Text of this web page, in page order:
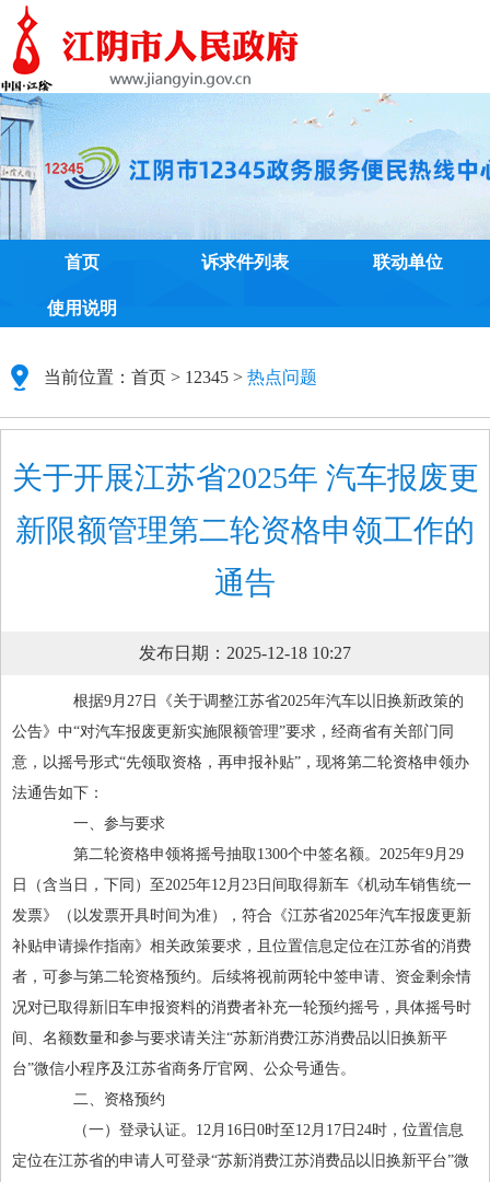
首页 诉求件列表 联动单位
使用说明
当前位置： 首页 > 12345 > 热点问题
关于开展江苏省2025年 汽车报废更
新限额管理第二轮资格申领工作的
通告
发布日期：2025-12-18 10:27
根据9月27日《关于调整江苏省2025年汽车以旧换新政策的
公告》中“对汽车报废更新实施限额管理”要求，经商省有关部门同
意，以摇号形式“先领取资格，再申报补贴”，现将第二轮资格申领办
法通告如下：
一、参与要求
第二轮资格申领将摇号抽取1300个中签名额。2025年9月29
日（含当日，下同）至2025年12月23日间取得新车《机动车销售统一
发票》（以发票开具时间为准），符合《江苏省2025年汽车报废更新
补贴申请操作指南》相关政策要求，且位置信息定位在江苏省的消费
者，可参与第二轮资格预约。后续将视前两轮中签申请、资金剩余情
况对已取得新旧车申报资料的消费者补充一轮预约摇号，具体摇号时
间、名额数量和参与要求请关注“苏新消费江苏消费品以旧换新平
台”微信小程序及江苏省商务厅官网、公众号通告。
二、资格预约
（一）登录认证。12月16日0时至12月17日24时，位置信息
定位在江苏省的申请人可登录“苏新消费江苏消费品以旧换新平台”微